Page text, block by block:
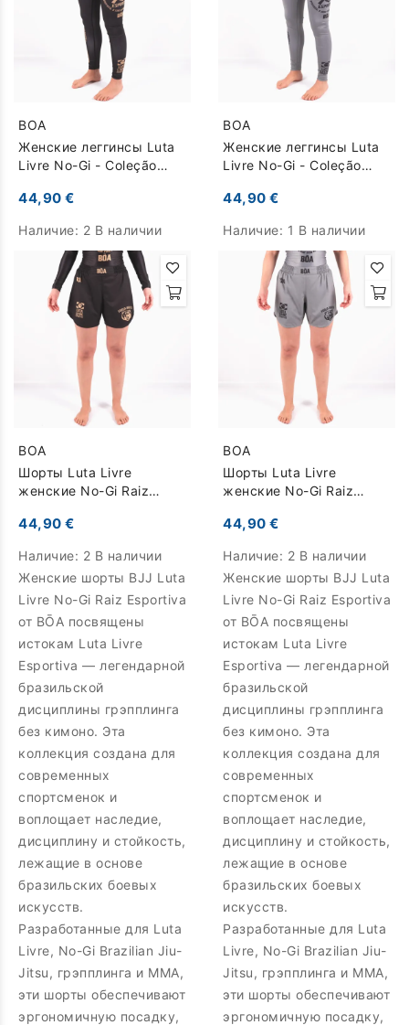
BOA
Женские леггинсы Luta
Livre No-Gi - Coleção
44,90 €
Наличие: 2 В наличии
BOA
Женские леггинсы Luta
Livre No-Gi - Coleção
44,90 €
Наличие: 1 В наличии
BOA
Шорты Luta Livre
женские No-Gi Raiz
44,90 €
Наличие: 2 В наличии
Женские шорты BJJ Luta
Livre No-Gi Raiz Esportiva
от BŌA посвящены
истокам Luta Livre
Esportiva — легендарной
бразильской
дисциплины грэпплинга
без кимоно. Эта
коллекция создана для
современных
спортсменок и
воплощает наследие,
дисциплину и стойкость,
лежащие в основе
бразильских боевых
искусств.
Разработанные для Luta
Livre, No-Gi Brazilian Jiu-
Jitsu, грэпплинга и MMA,
эти шорты обеспечивают
эргономичную посадку,
BOA
Шорты Luta Livre
женские No-Gi Raiz
44,90 €
Наличие: 2 В наличии
Женские шорты BJJ Luta
Livre No-Gi Raiz Esportiva
от BŌA посвящены
истокам Luta Livre
Esportiva — легендарной
бразильской
дисциплины грэпплинга
без кимоно. Эта
коллекция создана для
современных
спортсменок и
воплощает наследие,
дисциплину и стойкость,
лежащие в основе
бразильских боевых
искусств.
Разработанные для Luta
Livre, No-Gi Brazilian Jiu-
Jitsu, грэпплинга и MMA,
эти шорты обеспечивают
эргономичную посадку,